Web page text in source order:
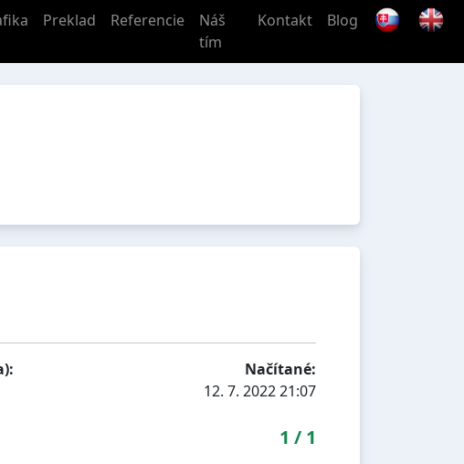
Preklad Referencie
Náš
tím
Kontakt Blog
Načítané:
12. 7. 2022 21:07
1 / 1